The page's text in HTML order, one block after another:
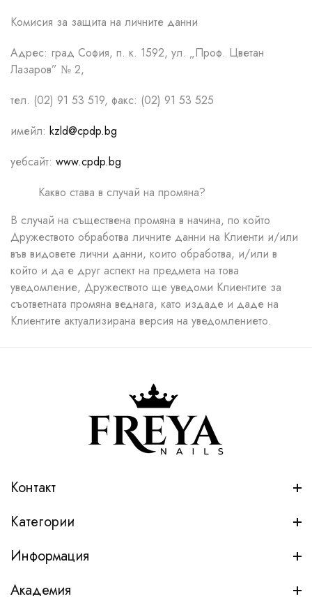
Комисия за защита на личните данни
Адрес: град София, п. к. 1592, ул. „Проф. Цветан
Лазаров” № 2,
тел. (02) 91 53 519, факс: (02) 91 53 525
имейл: kzld@cpdp.bg
уебсайт: www.cpdp.bg
Какво става в случай на промяна?
В случай на съществена промяна в начина, по който
Дружеството обработва личните данни на Клиенти и/или
във видовете лични данни, които обработва, и/или в
който и да е друг аспект на предмета на това
уведомление, Дружеството ще уведоми Клиентите за
съответната промяна веднага, като издаде и даде на
Клиентите актуализирана версия на уведомлението.
Контакт
Категории
Информация
Академия